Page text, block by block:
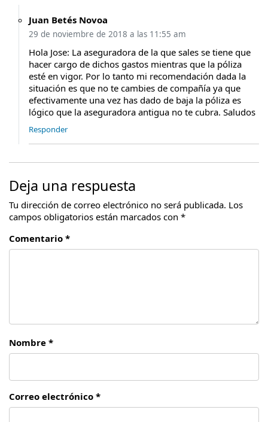
Juan Betés Novoa
29 de noviembre de 2018 a las 11:55 am
Hola Jose: La aseguradora de la que sales se tiene que
hacer cargo de dichos gastos mientras que la póliza
esté en vigor. Por lo tanto mi recomendación dada la
situación es que no te cambies de compañía ya que
efectivamente una vez has dado de baja la póliza es
lógico que la aseguradora antigua no te cubra. Saludos
Responder
Deja una respuesta
Tu dirección de correo electrónico no será publicada. Los
campos obligatorios están marcados con *
Comentario *
Nombre *
Correo electrónico *